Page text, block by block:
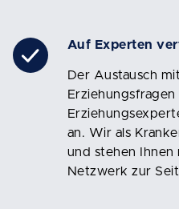
Auf Experten
Der Austausch
an. Wir als
und stehen Ihnen
Netzwerk zur